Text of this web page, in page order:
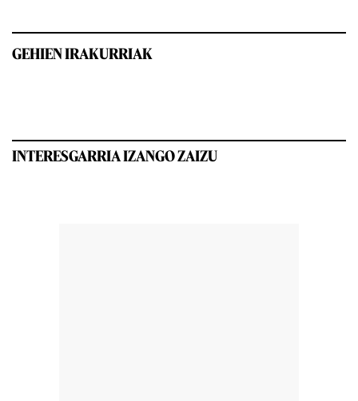
GEHIEN IRAKURRIAK
INTERESGARRIA IZANGO ZAIZU